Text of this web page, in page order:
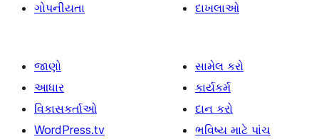
ગોપનીયતા
દાખલાઓ
જાણો
આધાર
વિકાસકર્તાઓ
WordPress.tv
સામેલ કરો
કાર્યકર્મ
દાન કરો
ભવિષ્ય માટે પાંચ